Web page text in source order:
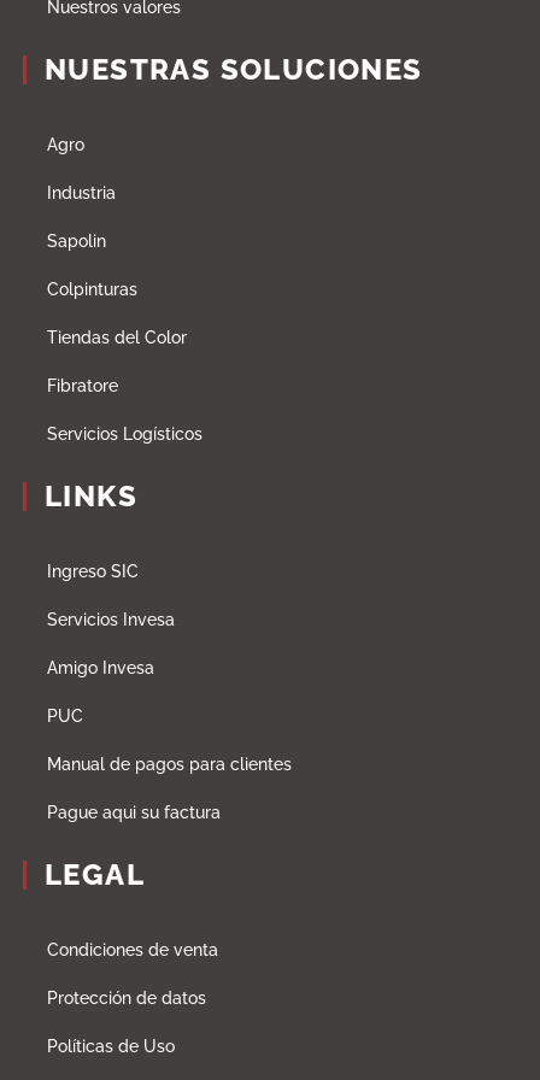
Nuestros valores
NUESTRAS SOLUCIONES
Agro
Industria
Sapolin
Colpinturas
Tiendas del Color
Fibratore
Servicios Logísticos
LINKS
Ingreso SIC
Servicios Invesa
Amigo Invesa
PUC
Manual de pagos para clientes
Pague aqui su factura
LEGAL
Condiciones de venta
Protección de datos
Políticas de Uso